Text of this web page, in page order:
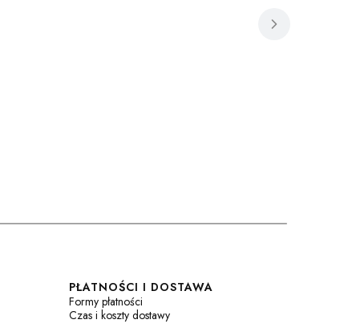
PŁATNOŚCI I DOSTAWA
Formy płatności
Czas i koszty dostawy